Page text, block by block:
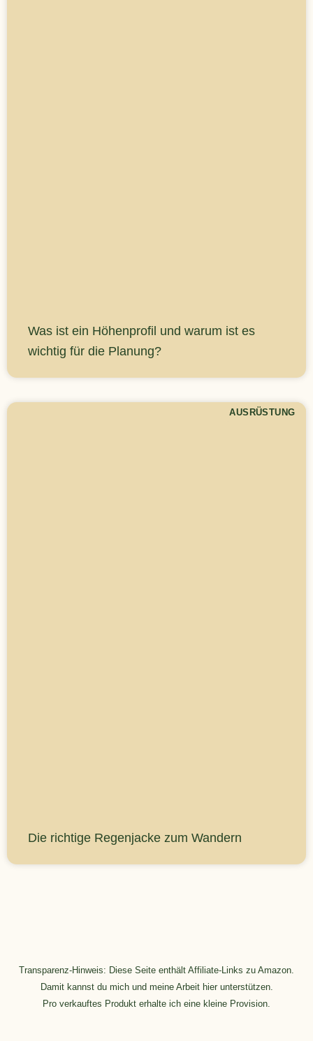
Was ist ein Höhenprofil und warum ist es
wichtig für die Planung?
AUSRÜSTUNG
Die richtige Regenjacke zum Wandern
Transparenz-Hinweis: Diese Seite enthält Affiliate-Links zu Amazon.
Damit kannst du mich und meine Arbeit hier unterstützen.
Pro verkauftes Produkt erhalte ich eine kleine Provision.